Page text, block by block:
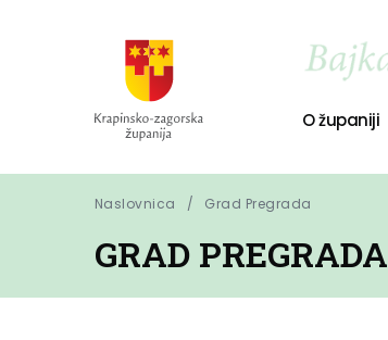
O županiji
Naslovnica Grad Pregrada
GRAD PREGRADA